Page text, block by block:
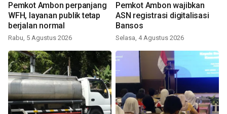
Pemkot Ambon perpanjang
WFH, layanan publik tetap
berjalan normal
Rabu, 5 Agustus 2026
Pemkot Ambon wajibkan
ASN registrasi digitalisasi
Bansos
Selasa, 4 Agustus 2026